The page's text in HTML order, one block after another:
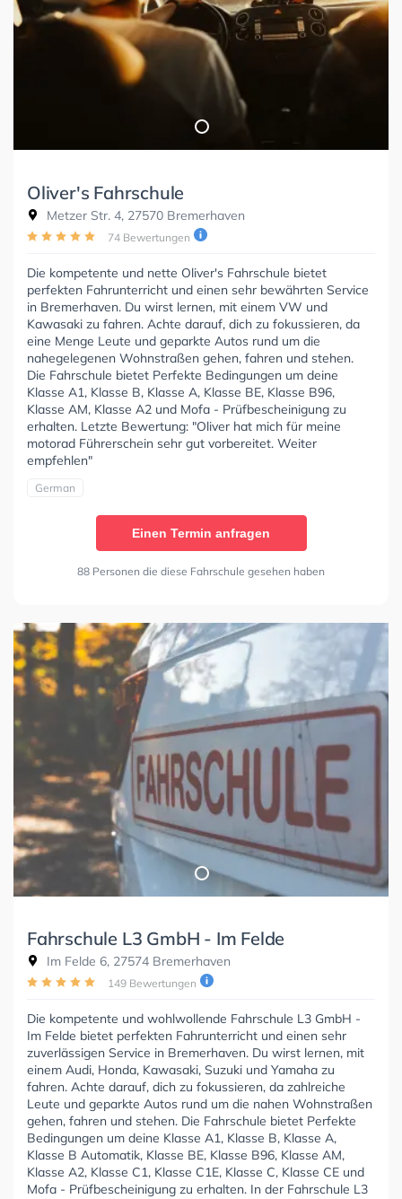
Oliver's Fahrschule
Metzer Str. 4, 27570 Bremerhaven
74 Bewertungen
Die kompetente und nette Oliver's Fahrschule bietet
perfekten Fahrunterricht und einen sehr bewährten Service
in Bremerhaven. Du wirst lernen, mit einem VW und
Kawasaki zu fahren. Achte darauf, dich zu fokussieren, da
eine Menge Leute und geparkte Autos rund um die
nahegelegenen Wohnstraßen gehen, fahren und stehen.
Die Fahrschule bietet Perfekte Bedingungen um deine
Klasse A1, Klasse B, Klasse A, Klasse BE, Klasse B96,
Klasse AM, Klasse A2 und Mofa - Prüfbescheinigung zu
erhalten. Letzte Bewertung: "Oliver hat mich für meine
motorad Führerschein sehr gut vorbereitet. Weiter
empfehlen"
German
Einen Termin anfragen
88 Personen die diese Fahrschule gesehen haben
Fahrschule L3 GmbH - Im Felde
Im Felde 6, 27574 Bremerhaven
149 Bewertungen
Die kompetente und wohlwollende Fahrschule L3 GmbH -
Im Felde bietet perfekten Fahrunterricht und einen sehr
zuverlässigen Service in Bremerhaven. Du wirst lernen, mit
einem Audi, Honda, Kawasaki, Suzuki und Yamaha zu
fahren. Achte darauf, dich zu fokussieren, da zahlreiche
Leute und geparkte Autos rund um die nahen Wohnstraßen
gehen, fahren und stehen. Die Fahrschule bietet Perfekte
Bedingungen um deine Klasse A1, Klasse B, Klasse A,
Klasse B Automatik, Klasse BE, Klasse B96, Klasse AM,
Klasse A2, Klasse C1, Klasse C1E, Klasse C, Klasse CE und
Mofa - Prüfbescheinigung zu erhalten. In der Fahrschule L3